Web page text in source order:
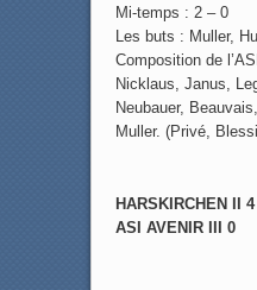
Mi-temps : 2 – 0
Les buts : Muller,
Composition de
Nicklaus, Janus,
Neubauer,
Muller. (Privé,
HARSKIRCHEN II 4
ASI AVENIR III 0